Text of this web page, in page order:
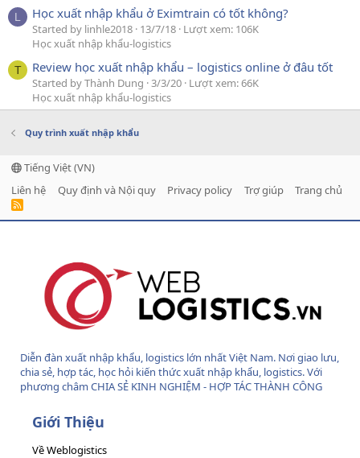
L Học xuất nhập khẩu ở Eximtrain có tốt không?
Started by linhle2018 13/7/18 Lượt xem: 106K
Học xuất nhập khẩu-logistics
T Review học xuất nhập khẩu – logistics online ở đâu tốt
Started by Thành Dung 3/3/20 Lượt xem: 66K
Học xuất nhập khẩu-logistics
Quy trình xuất nhập khẩu
Tiếng Việt (VN)
Liên hệ
Quy định và Nội quy Privacy policy Trợ giúp Trang chủ
R
Diễn đàn xuất nhập khẩu, logistics lớn nhất Việt Nam. Nơi giao lưu,
chia sẻ, hợp tác, học hỏi kiến thức xuất nhập khẩu, logistics. Với
phương châm CHIA SẺ KINH NGHIỆM - HỢP TÁC THÀNH CÔNG
Giới Thiệu
Về Weblogistics